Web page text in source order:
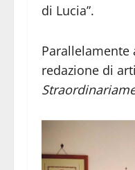
di Lucia”.
Parallelamente
redazione di